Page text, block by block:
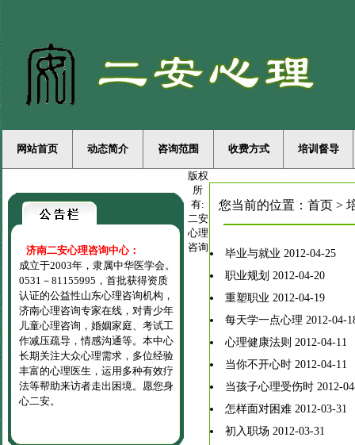
网站首页 动态简介 咨询范围 收费方式 培训督导
济南二安心理咨询中心：
成立于2003年，隶属中华医学会。
0531－81155995，首批获得资质
认证的公益性山东心理咨询机构，
济南心理咨询专家在线，对青少年
儿童心理咨询，婚姻家庭、考试工
作减压疏导，情感沟通等。本中心
长期关注大众心理需求，多位经验
丰富的心理医生，运用多种有效疗
法等帮助来访者走出困境。愿您身
心二安。
您当前的位置： 首页 >
毕业与就业 2012-04-25
职业规划 2012-04-20
重塑职业 2012-04-19
每天学一点心理 2012-04-
心理健康法则 2012-04-11
当你不开心时 2012-04-11
当孩子心理受伤时 2012-
怎样面对困难 2012-03-31
初入职场 2012-03-31
版权
所
有:
二安
心理
咨询